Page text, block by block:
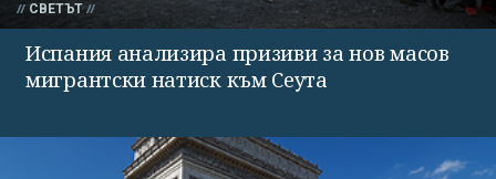
СВЕТЪТ
Испания анализира призиви за нов масов
мигрантски натиск към Сеута